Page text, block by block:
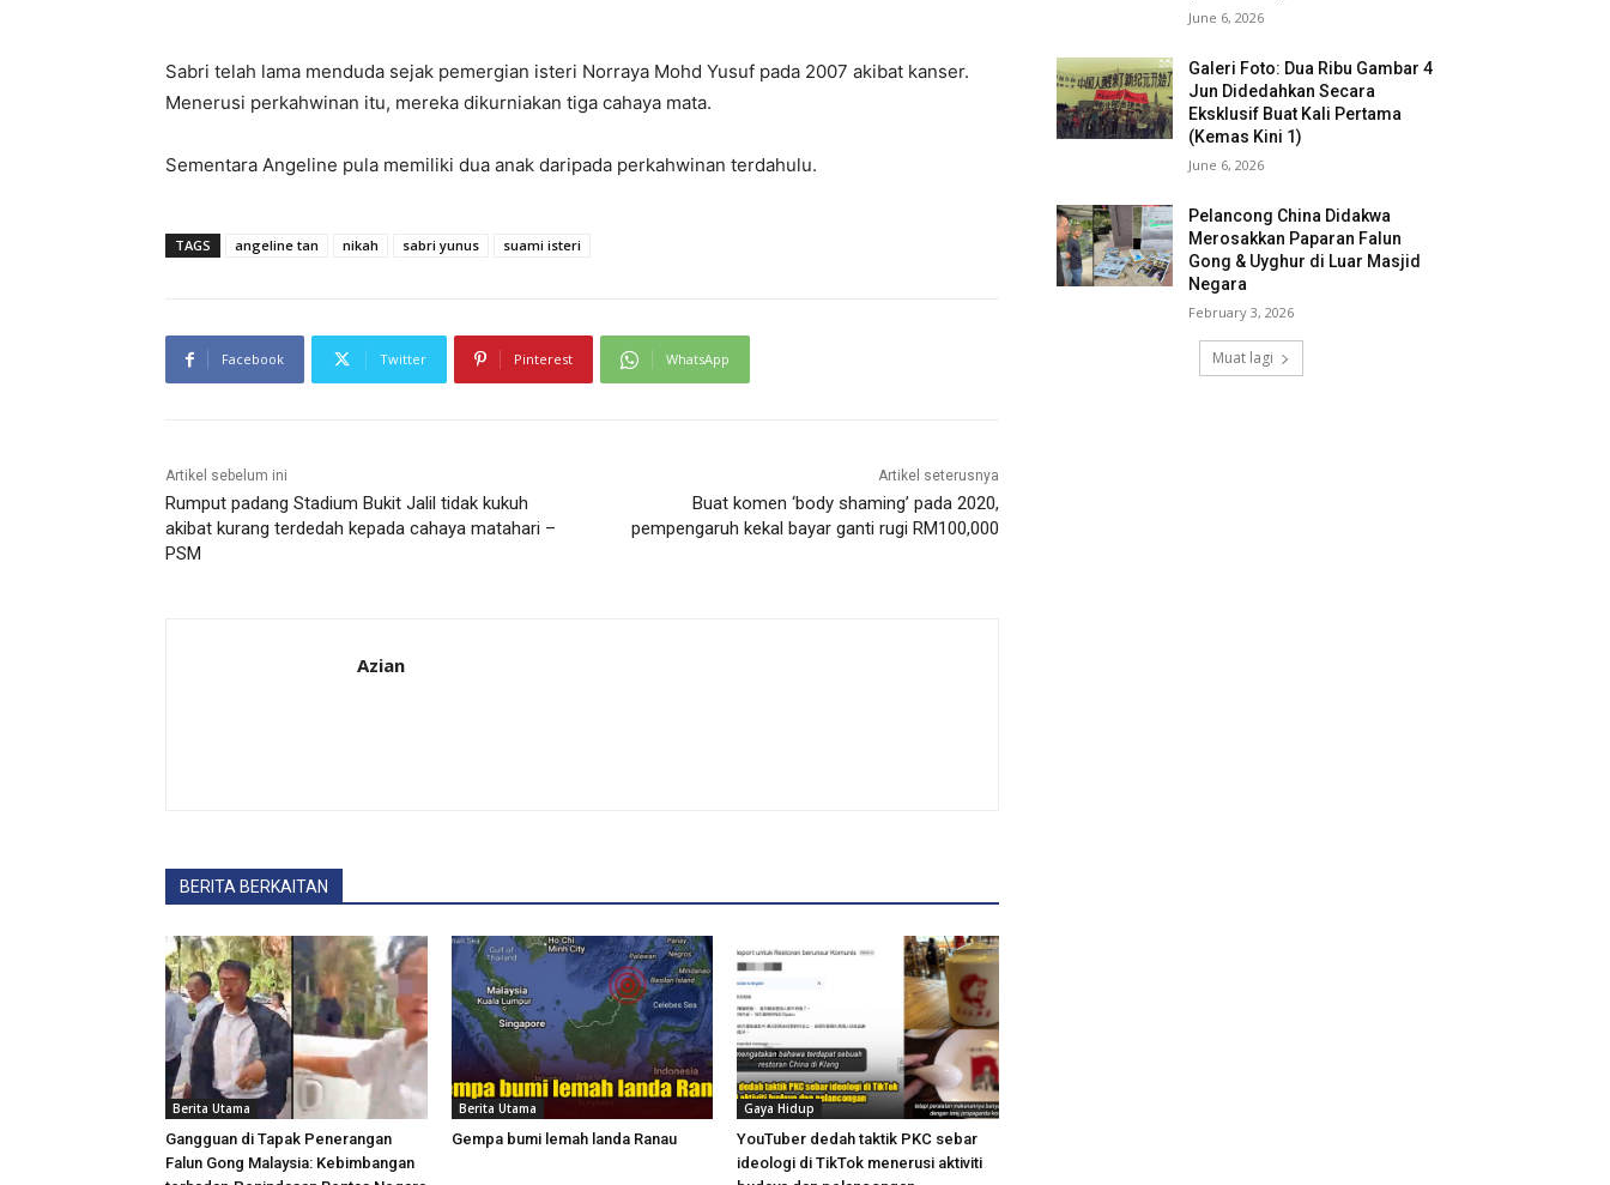
Sabri telah lama menduda sejak pemergian isteri Norraya Mohd Yusuf pada 2007 akibat kanser.
Menerusi perkahwinan itu, mereka dikurniakan tiga cahaya mata.
Sementara Angeline pula memiliki dua anak daripada perkahwinan terdahulu.
TAGS angeline tan nikah sabri yunus suami isteri
Facebook Twitter Pinterest WhatsApp
Artikel sebelum ini
Rumput padang Stadium Bukit Jalil tidak kukuh
akibat kurang terdedah kepada cahaya matahari –
PSM
Artikel seterusnya
Buat komen ‘body shaming’ pada 2020,
pempengaruh kekal bayar ganti rugi RM100,000
Azian
BERITA BERKAITAN
Berita Utama
Gangguan di Tapak Penerangan
Falun Gong Malaysia: Kebimbangan
Berita Utama
Gempa bumi lemah landa Ranau
Gaya Hidup
YouTuber dedah taktik PKC sebar
ideologi di TikTok menerusi aktiviti
June 6, 2026
Galeri Foto: Dua Ribu Gambar 4
Jun Didedahkan Secara
Eksklusif Buat Kali Pertama
(Kemas Kini 1)
June 6, 2026
Pelancong China Didakwa
Merosakkan Paparan Falun
Gong & Uyghur di Luar Masjid
Negara
February 3, 2026
Muat lagi